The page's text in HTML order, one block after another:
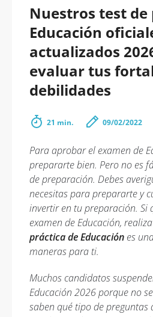
Nuestros test de
Educación
actualizados
evaluar tus
debilidades
21 min. 09/02/2022
Para aprobar el examen de
prepararte bien. Pero no es
de preparación. Debes
necesitas para prepararte y
invertir en tu preparación. Si
examen de Educación,
práctica de Educación es
maneras para ti.
Muchos candidatos
Educación 2026 porque no
saben qué tipo de preguntas